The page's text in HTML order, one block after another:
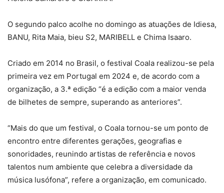
O segundo palco acolhe no domingo as atuações de Idiesa,
BANU, Rita Maia, bieu S2, MARIBELL e Chima Isaaro.
Criado em 2014 no Brasil, o festival Coala realizou-se pela
primeira vez em Portugal em 2024 e, de acordo com a
organização, a 3.ª edição “é a edição com a maior venda
de bilhetes de sempre, superando as anteriores”.
“Mais do que um festival, o Coala tornou-se um ponto de
encontro entre diferentes gerações, geografias e
sonoridades, reunindo artistas de referência e novos
talentos num ambiente que celebra a diversidade da
música lusófona”, refere a organização, em comunicado.